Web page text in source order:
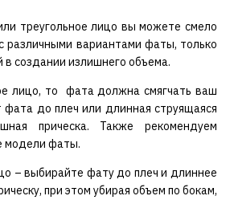
треугольное лицо вы можете смело
различными вариантами фаты, только
в создании излишнего объема.
лицо, то фата должна смягчать ваш
до плеч или длинная струящаяся
прическа. Также рекомендуем
модели фаты.
– выбирайте фату до плеч и длиннее
при этом убирая объем по бокам,